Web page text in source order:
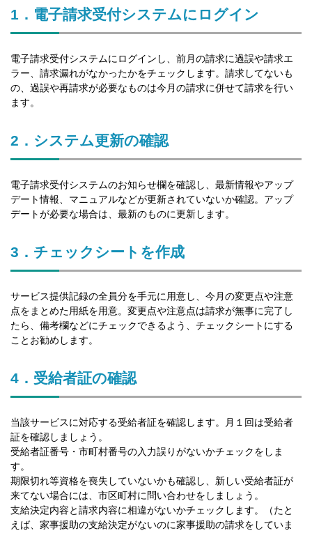
1．電子請求受付システムにログイン
電子請求受付システムにログインし、前月の請求に過誤や請求エ
ラー、請求漏れがなかったかをチェックします。請求してないも
の、過誤や再請求が必要なものは今月の請求に併せて請求を行い
ます。
2．システム更新の確認
電子請求受付システムのお知らせ欄を確認し、最新情報やアップ
デート情報、マニュアルなどが更新されていないか確認。アップ
デートが必要な場合は、最新のものに更新します。
3．チェックシートを作成
サービス提供記録の全員分を手元に用意し、今月の変更点や注意
点をまとめた用紙を用意。変更点や注意点は請求が無事に完了し
たら、備考欄などにチェックできるよう、チェックシートにする
ことお勧めします。
4．受給者証の確認
当該サービスに対応する受給者証を確認します。月１回は受給者
証を確認しましょう。
受給者証番号・市町村番号の入力誤りがないかチェックをしま
す。
期限切れ等資格を喪失していないかも確認し、新しい受給者証が
来てない場合には、市区町村に問い合わせをしましょう。
支給決定内容と請求内容に相違がないかチェックします。（たと
えば、家事援助の支給決定がないのに家事援助の請求をしていま